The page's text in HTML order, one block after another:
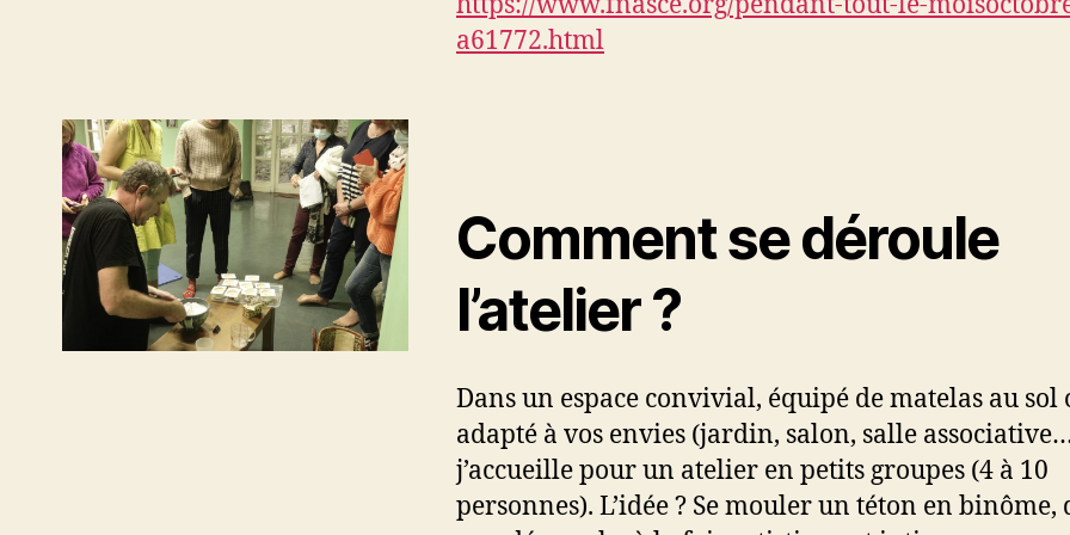
a61772.html
Comment se déroule
l’atelier ?
Dans un espace convivial, équipé de matelas au sol
adapté à vos envies (jardin, salon, salle
j’accueille pour un atelier en petits groupes (4 à 10
personnes). L’idée ? Se mouler un téton en binôme,